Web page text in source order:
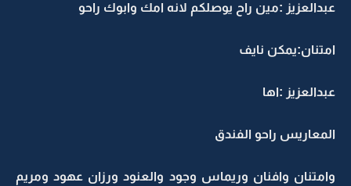
عبدالعزيز :مين راح يوصلكم لانه امك وابوك راحو
امتنان:يمكن نايف
عبدالعزيز :اها
المعاريس راحو الفندق
وامتنان وافنان وريماس وجود والعنود ورزان عهود ومريم